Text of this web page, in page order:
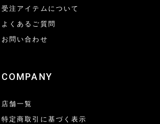
受注アイテムについて
よくあるご質問
お問い合わせ
COMPANY
店舗一覧
特定商取引に基づく表示